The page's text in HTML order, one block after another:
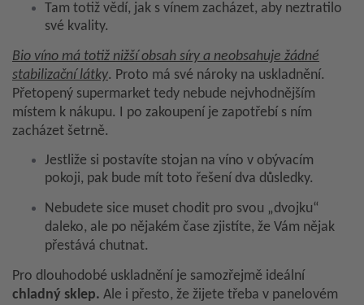
Tam totiž vědí, jak s vínem zacházet, aby neztratilo
své kvality.
Bio víno má totiž nižší obsah síry a neobsahuje žádné
stabilizační látky. Proto má své nároky na uskladnění.
Přetopený supermarket tedy nebude nejvhodnějším
místem k nákupu. I po zakoupení je zapotřebí s ním
zacházet šetrně.
Jestliže si postavíte stojan na víno v obývacím
pokoji, pak bude mít toto řešení dva důsledky.
Nebudete sice muset chodit pro svou „dvojku“
daleko, ale po nějakém čase zjistíte, že Vám nějak
přestává chutnat.
Pro dlouhodobé uskladnění je samozřejmě ideální
chladný sklep. Ale i přesto, že žijete třeba v panelovém